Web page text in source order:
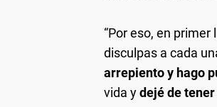
“Por eso, en primer
disculpas a cada
arrepiento y hago
vida ydejé de